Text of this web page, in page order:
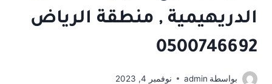
الدريهيمية , منطقة الرياض
0500746692
بواسطة admin نوفمبر 4, 2023